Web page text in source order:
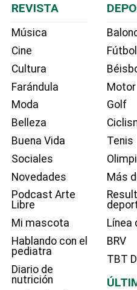
REVISTA
Música
Cine
Cultura
Farándula
Moda
Belleza
Buena Vida
Sociales
Novedades
Podcast Arte
Libre
Mi mascota
Hablando con el
pediatra
Diario de
nutrición
Fútbol
Motor
Golf
Tenis
Más
Línea
BRV
TBT